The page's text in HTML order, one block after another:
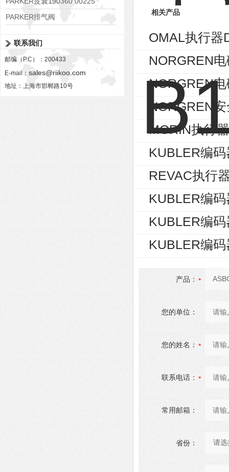
PARKER排气阀
联系我们
邮编（P.C）：200433
E-mail： sales@riikoo.com
地址：上海市邯郸路10号
相关产品
OMAL执行器
NORGREN
NORGREN
NORGREN
MORIN执行
KUBLER编
REVAC执行
KUBLER编
KUBLER编
KUBLER编
产品：
您的单位：
您的姓名：
联系电话：
常用邮箱：
省份：